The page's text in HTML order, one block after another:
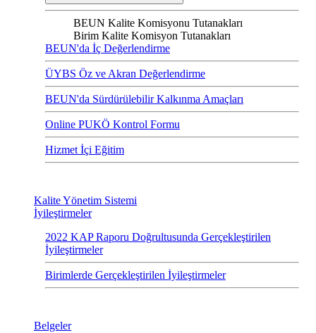
BEUN Kalite Komisyonu Tutanakları
Birim Kalite Komisyon Tutanakları
BEUN'da İç Değerlendirme
ÜYBS Öz ve Akran Değerlendirme
BEUN'da Sürdürülebilir Kalkınma Amaçları
Online PUKÖ Kontrol Formu
Hizmet İçi Eğitim
Kalite Yönetim Sistemi
İyileştirmeler
2022 KAP Raporu Doğrultusunda Gerçekleştirilen
İyileştirmeler
Birimlerde Gerçekleştirilen İyileştirmeler
Belgeler